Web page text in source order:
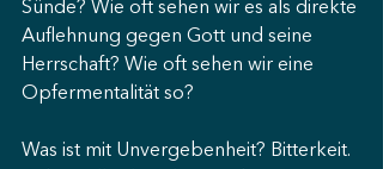
Sünde? Wie oft sehen wir es als direkte
Auflehnung gegen Gott und seine
Herrschaft? Wie oft sehen wir eine
Opfermentalität so?
Was ist mit Unvergebenheit? Bitterkeit.